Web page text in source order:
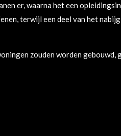
er, waarna het een
terwijl een deel van het
zouden worden gebouwd,